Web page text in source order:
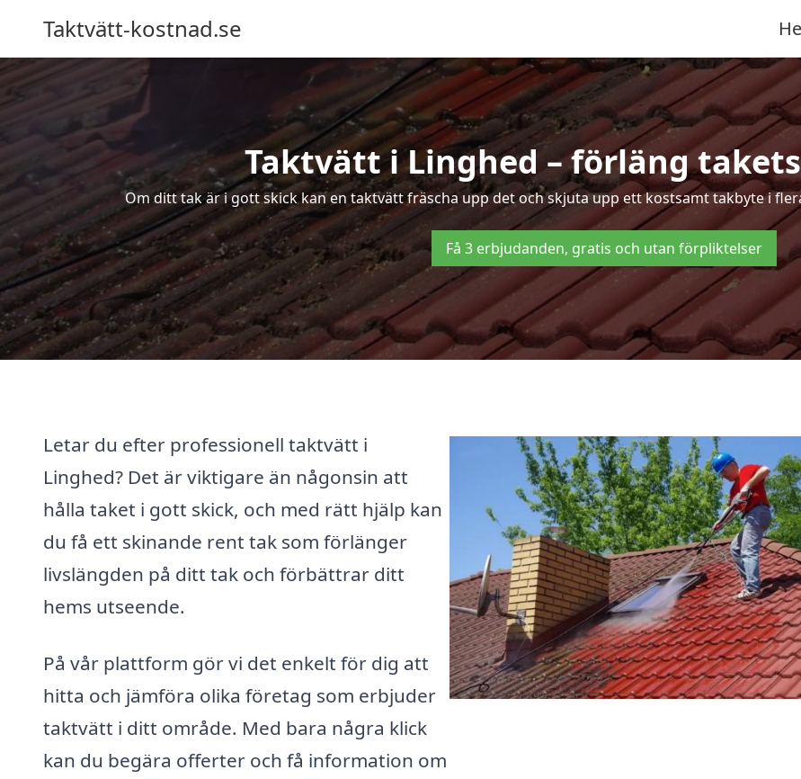
Taktvätt-kostnad.se
Taktvätt i Linghed – förläng
Om ditt tak är i gott skick kan en taktvätt fräscha upp det och skjuta upp ett kostsamt takbyte i
Få 3 erbjudanden, gratis och utan förpliktelser
Letar du efter professionell taktvätt i
Linghed? Det är viktigare än någonsin att
hålla taket i gott skick, och med rätt hjälp kan
du få ett skinande rent tak som förlänger
livslängden på ditt tak och förbättrar ditt
hems utseende.
På vår plattform gör vi det enkelt för dig att
hitta och jämföra olika företag som erbjuder
taktvätt i ditt område. Med bara några klick
kan du begära offerter och få information om